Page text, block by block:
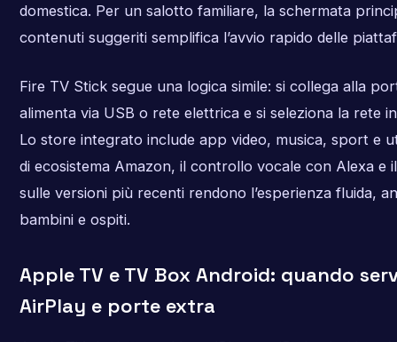
domestica. Per un salotto familiare, la schermata
contenuti suggeriti semplifica l’avvio rapido delle
Fire TV Stick segue una logica simile: si collega alla
alimenta via USB o rete elettrica e si seleziona la rete
Lo store integrato include app video, musica, sport e
di ecosistema Amazon, il controllo vocale con Alexa e
sulle versioni più recenti rendono l’esperienza fluida,
bambini e ospiti.
Apple TV e TV Box Android: quando
AirPlay e porte extra